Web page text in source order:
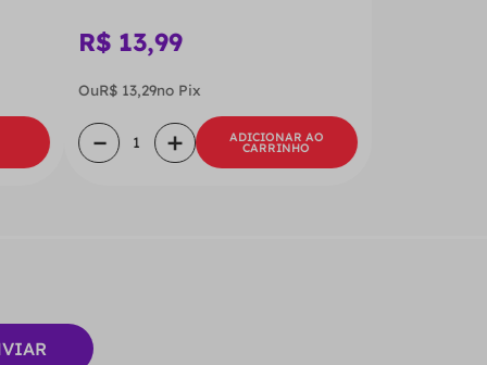
R$ 13,99
OuR$ 13,29no Pix
＋
－ ADICIONAR AO
CARRINHO